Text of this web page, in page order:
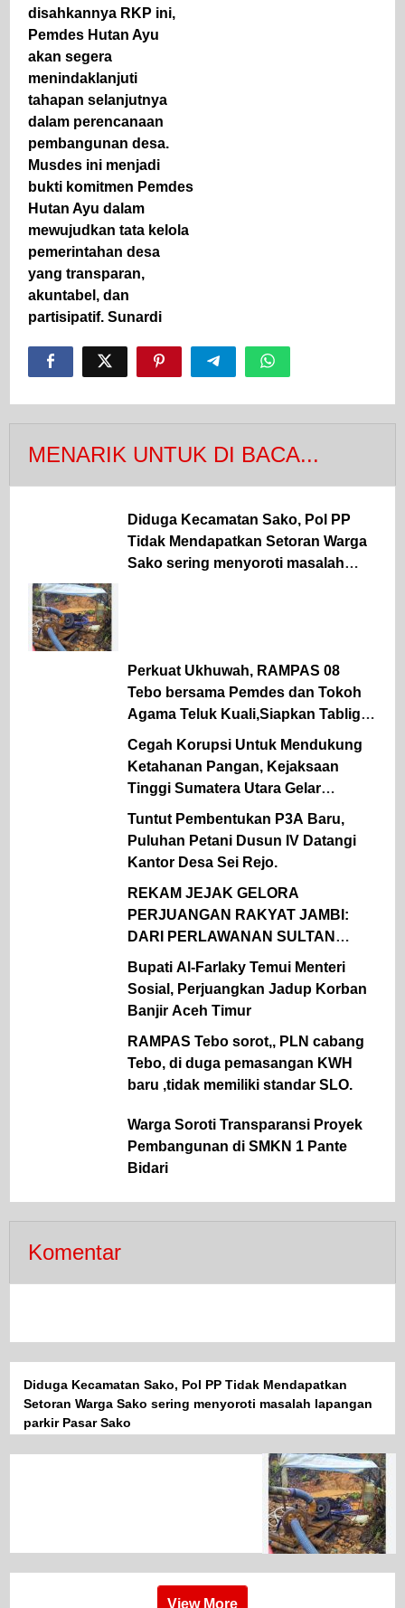
disahkannya RKP ini,
Pemdes Hutan Ayu
akan segera
menindaklanjuti
tahapan selanjutnya
dalam perencanaan
pembangunan desa.
Musdes ini menjadi
bukti komitmen Pemdes
Hutan Ayu dalam
mewujudkan tata kelola
pemerintahan desa
yang transparan,
akuntabel, dan
partisipatif. Sunardi
MENARIK UNTUK DI BACA...
Diduga Kecamatan Sako, Pol PP
Tidak Mendapatkan Setoran Warga
Sako sering menyoroti masalah
Perkuat Ukhuwah, RAMPAS 08
Tebo bersama Pemdes dan Tokoh
Agama Teluk Kuali,Siapkan Tabligh
Akbar UAS
Cegah Korupsi Untuk Mendukung
Ketahanan Pangan, Kejaksaan
Tinggi Sumatera Utara Gelar
Penerangan Hukum Pada Dinas
Pertanian Dan Ketahanan Pangan
Tuntut Pembentukan P3A Baru,
Puluhan Petani Dusun IV Datangi
Kantor Desa Sei Rejo.
REKAM JEJAK GELORA
PERJUANGAN RAKYAT JAMBI:
DARI PERLAWANAN SULTAN
THAHA UNTUK MERDEKA HINGGA
KEMBALI KE PANGKUAN NKRI
Bupati Al-Farlaky Temui Menteri
Sosial, Perjuangkan Jadup Korban
Banjir Aceh Timur
RAMPAS Tebo sorot,, PLN cabang
Tebo, di duga pemasangan KWH
baru ,tidak memiliki standar SLO.
Warga Soroti Transparansi Proyek
Pembangunan di SMKN 1 Pante
Bidari
Komentar
Diduga Kecamatan Sako, Pol PP Tidak Mendapatkan
Setoran Warga Sako sering menyoroti masalah lapangan
parkir Pasar Sako
View More